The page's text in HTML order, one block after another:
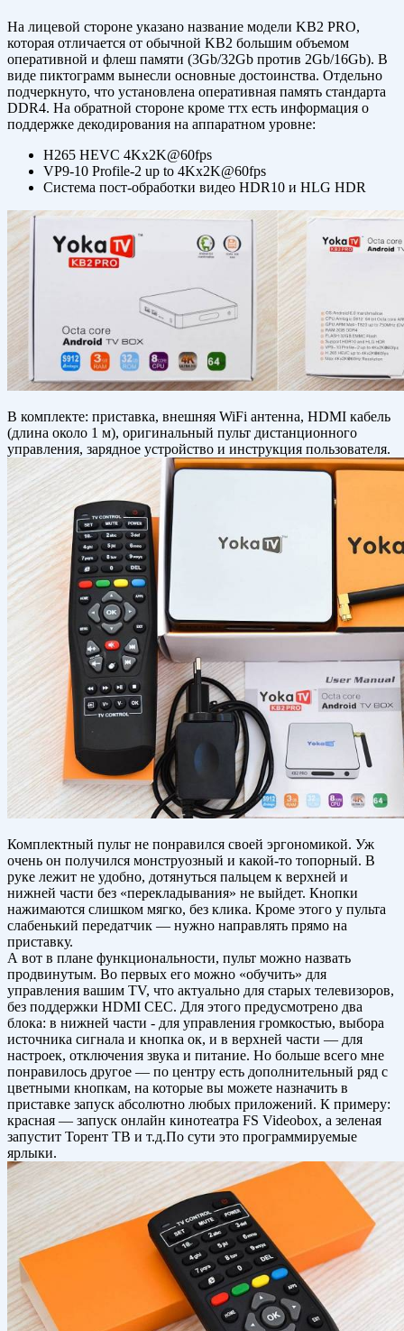
На лицевой стороне указано название модели KB2 PRO,
которая отличается от обычной KB2 большим объемом
оперативной и флеш памяти (3Gb/32Gb против 2Gb/16Gb). В
виде пиктограмм вынесли основные достоинства. Отдельно
подчеркнуто, что установлена оперативная память стандарта
DDR4. На обратной стороне кроме ттх есть информация о
поддержке декодирования на аппаратном уровне:
H265 HEVC 4Kx2K@60fps
VP9-10 Profile-2 up to 4Kx2K@60fps
Система пост-обработки видео HDR10 и HLG HDR
В комплекте: приставка, внешняя WiFi антенна, HDMI кабель
(длина около 1 м), оригинальный пульт дистанционного
управления, зарядное устройство и инструкция пользователя.
Комплектный пульт не понравился своей эргономикой. Уж
очень он получился монструозный и какой-то топорный. В
руке лежит не удобно, дотянуться пальцем к верхней и
нижней части без «перекладывания» не выйдет. Кнопки
нажимаются слишком мягко, без клика. Кроме этого у пульта
слабенький передатчик — нужно направлять прямо на
приставку.
А вот в плане функциональности, пульт можно назвать
продвинутым. Во первых его можно «обучить» для
управления вашим TV, что актуально для старых телевизоров,
без поддержки HDMI CEC. Для этого предусмотрено два
блока: в нижней части - для управления громкостью, выбора
источника сигнала и кнопка ок, и в верхней части — для
настроек, отключения звука и питание. Но больше всего мне
понравилось другое — по центру есть дополнительный ряд с
цветными кнопкам, на которые вы можете назначить в
приставке запуск абсолютно любых приложений. К примеру:
красная — запуск онлайн кинотеатра FS Videobox, а зеленая
запустит Торент ТВ и т.д.По сути это программируемые
ярлыки.